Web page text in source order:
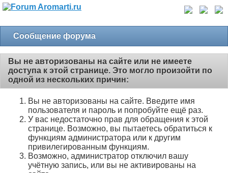
Сообщение форума
Вы не авторизованы на сайте или не имеете
доступа к этой странице. Это могло произойти по
одной из нескольких причин:
Вы не авторизованы на сайте. Введите имя
пользователя и пароль и попробуйте ещё раз.
У вас недостаточно прав для обращения к этой
странице. Возможно, вы пытаетесь обратиться к
функциям администратора или к другим
привилегированным функциям.
Возможно, администратор отключил вашу
учётную запись, или вы не активированы на